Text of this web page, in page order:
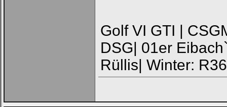
Golf VI GTI |
DSG| 01er
Rüllis| Winter: